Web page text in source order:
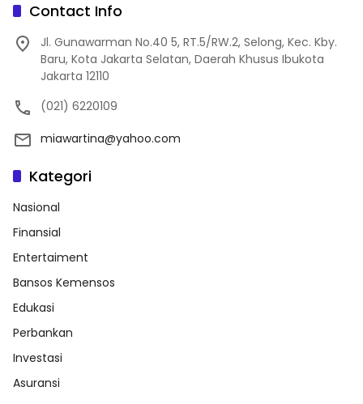
Contact Info
Jl. Gunawarman No.40 5, RT.5/RW.2, Selong, Kec. Kby.
Baru, Kota Jakarta Selatan, Daerah Khusus Ibukota
Jakarta 12110
(021) 6220109
miawartina@yahoo.com
Kategori
Nasional
Finansial
Entertaiment
Bansos Kemensos
Edukasi
Perbankan
Investasi
Asuransi